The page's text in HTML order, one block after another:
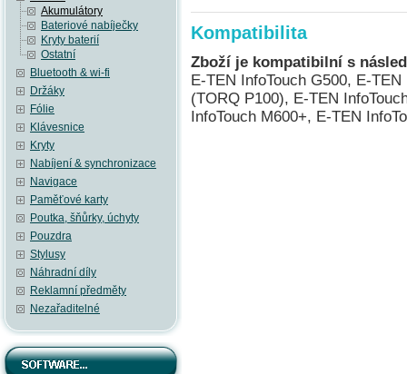
Akumulátory
Bateriové nabíječky
Kryty baterií
Ostatní
Bluetooth & wi-fi
Držáky
Fólie
Klávesnice
Kryty
Nabíjení & synchronizace
Navigace
Paměťové karty
Poutka, šňůrky, úchyty
Pouzdra
Stylusy
Náhradní díly
Reklamní předměty
Nezařaditelné
Kompatibilita
Zboží je kompatibilní s
E-TEN InfoTouch G500, E-
(TORQ P100), E-TEN
InfoTouch M600+, E-TEN